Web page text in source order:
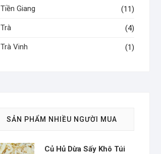
Tiền Giang (11)
Trà (4)
Trà Vinh (1)
SẢN PHẨM NHIỀU NGƯỜI MUA
Củ Hủ Dừa Sấy Khô Túi